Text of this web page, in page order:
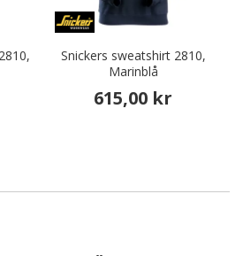
Snickers sweatshirt 2810,
Marinblå
615,00 kr